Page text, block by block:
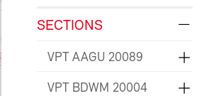
SECTIONS
VPT AAGU 20089
VPT BDWM 20004